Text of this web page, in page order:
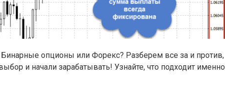
опционы или Форекс? Разберем все за и против,
и начали зарабатывать! Узнайте, что подходит именно